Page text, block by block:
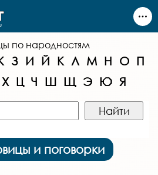
по народностям
З И Й К Л М Н О П
Х Ц Ч Ш Щ Э Ю Я
и поговорки